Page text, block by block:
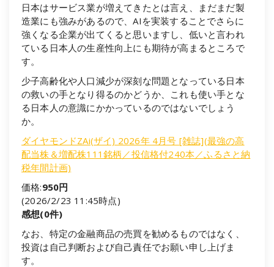
日本はサービス業が増えてきたとは言え、まだまだ製
造業にも強みがあるので、AIを実装することでさらに
強くなる企業が出てくると思いますし、低いと言われ
ている日本人の生産性向上にも期待が高まるところで
す。
少子高齢化や人口減少が深刻な問題となっている日本
の救いの手となり得るのかどうか、これも使い手とな
る日本人の意識にかかっているのではないでしょう
か。
ダイヤモンドZAi(ザイ) 2026年 4月号 [雑誌](最強の高
配当株＆増配株111銘柄／投信格付240本／ふるさと納
税年間計画)
価格:950円
(2026/2/23 11:45時点)
感想(0件)
なお、特定の金融商品の売買を勧めるものではなく、
投資は自己判断および自己責任でお願い申し上げま
す。